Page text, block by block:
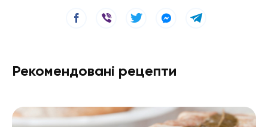
Рекомендовані рецепти